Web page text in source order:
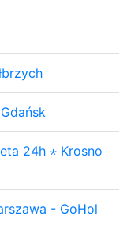
24h ⋆ Krosno
- GoHol